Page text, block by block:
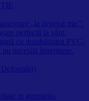
„la degetul mic”.
perfectă la vânt.
cu durabilitatea PVC-
necesită întreținere.
in germania.